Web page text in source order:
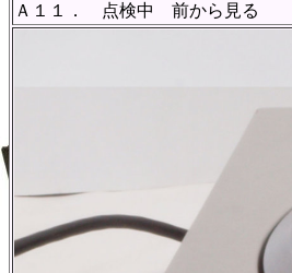
Ａ１１． 点検中 前から見る